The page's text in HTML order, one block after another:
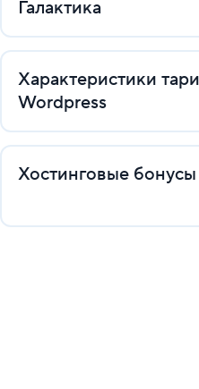
Галактика
Характеристики
Wordpress
Хостинговые бонусы